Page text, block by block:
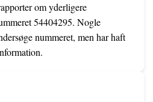
om yderligere
54404295. Nogle
nummeret, men har haft